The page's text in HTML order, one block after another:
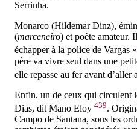
Serrinha.
Monarco (Hildemar Dinz),
(marceneiro) et poète amateur.
échapper à la police de Vargas »
père va vivre seul dans une
elle repasse au fer avant
Enfin, un de ceux qui circulent
Dias, dit Mano Eloy 439.
Campo de Santana, sous les